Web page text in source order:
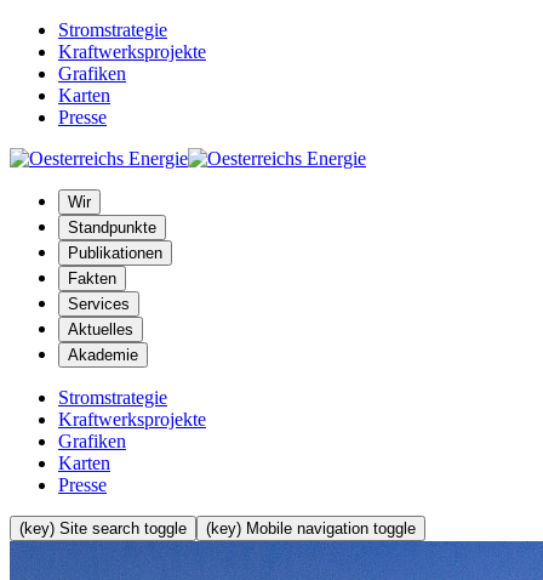
Stromstrategie
Kraftwerksprojekte
Grafiken
Karten
Presse
Wir
Standpunkte
Publikationen
Fakten
Services
Aktuelles
Akademie
Stromstrategie
Kraftwerksprojekte
Grafiken
Karten
Presse
(key) Site search toggle (key) Mobile navigation toggle